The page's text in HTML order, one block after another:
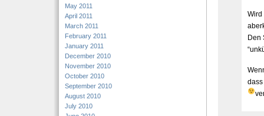
May 2011
April 2011
March 2011
February 2011
January 2011
December 2010
November 2010
October 2010
September 2010
August 2010
July 2010
Wird
Den